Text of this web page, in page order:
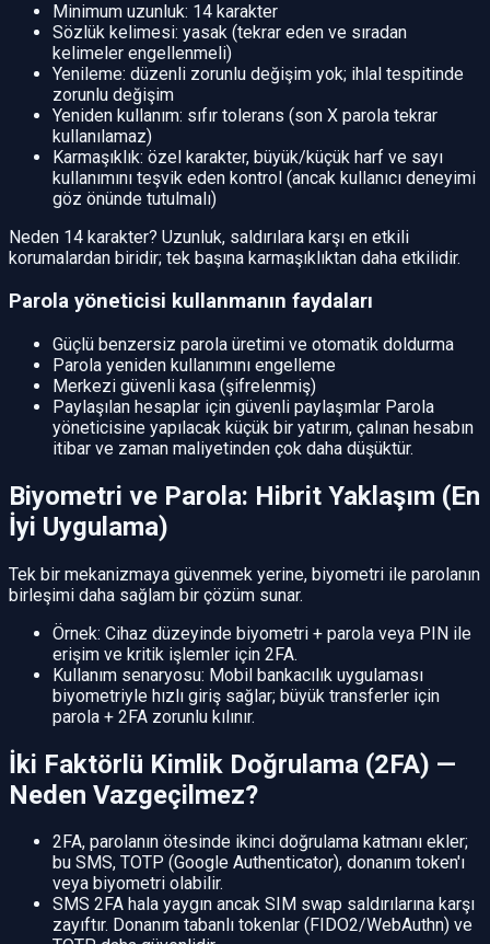
Minimum uzunluk: 14 karakter
Sözlük kelimesi: yasak (tekrar eden ve sıradan
kelimeler engellenmeli)
Yenileme: düzenli zorunlu değişim yok; ihlal tespitinde
zorunlu değişim
Yeniden kullanım: sıfır tolerans (son X parola tekrar
kullanılamaz)
Karmaşıklık: özel karakter, büyük/küçük harf ve sayı
kullanımını teşvik eden kontrol (ancak kullanıcı deneyimi
göz önünde tutulmalı)
Neden 14 karakter? Uzunluk, saldırılara karşı en etkili
korumalardan biridir; tek başına karmaşıklıktan daha etkilidir.
Parola yöneticisi kullanmanın faydaları
Güçlü benzersiz parola üretimi ve otomatik doldurma
Parola yeniden kullanımını engelleme
Merkezi güvenli kasa (şifrelenmiş)
Paylaşılan hesaplar için güvenli paylaşımlar Parola
yöneticisine yapılacak küçük bir yatırım, çalınan hesabın
itibar ve zaman maliyetinden çok daha düşüktür.
Biyometri ve Parola: Hibrit Yaklaşım (En
İyi Uygulama)
Tek bir mekanizmaya güvenmek yerine, biyometri ile parolanın
birleşimi daha sağlam bir çözüm sunar.
Örnek: Cihaz düzeyinde biyometri + parola veya PIN ile
erişim ve kritik işlemler için 2FA.
Kullanım senaryosu: Mobil bankacılık uygulaması
biyometriyle hızlı giriş sağlar; büyük transferler için
parola + 2FA zorunlu kılınır.
İki Faktörlü Kimlik Doğrulama (2FA) —
Neden Vazgeçilmez?
2FA, parolanın ötesinde ikinci doğrulama katmanı ekler;
bu SMS, TOTP (Google Authenticator), donanım token'ı
veya biyometri olabilir.
SMS 2FA hala yaygın ancak SIM swap saldırılarına karşı
zayıftır. Donanım tabanlı tokenlar (FIDO2/WebAuthn) ve